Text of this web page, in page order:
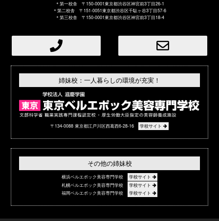
＊第一校舎 〒150-0001東京都渋谷区神宮前3丁目26-1
＊第二校舎 〒151-0051東京都渋谷区千駄ヶ谷3丁目57-6
＊第三校舎 〒150-0001東京都渋谷区神宮前3丁目18-4
姉妹校：一人暮らしの環境が充実！
〒134-0088 東京都江戸川区西葛西6-28-16 学校サイト
その他の姉妹校
横浜ベルエポック美容専門学校
学校サイト
札幌ベルエポック美容専門学校
学校サイト
福岡ベルエポック美容専門学校
学校サイト